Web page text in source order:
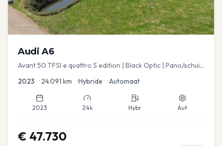
Audi A6
Avant 50 TFSI e quattro S edition | Black Optic | Pano/schuif
2023 •24.091 km •Hybride •Automaat
2023 24k Hybr Aut
€ 47.730